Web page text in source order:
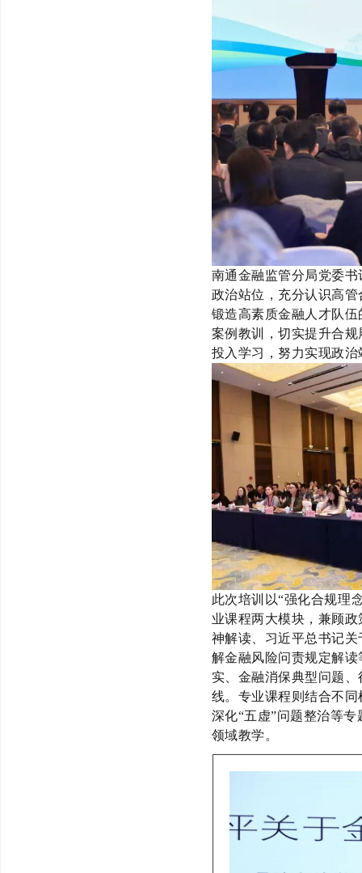
南通金融监管分局党委
政治站位，充分认识高
锻造高素质金融人才队
案例教训，切实提升合
投入学习，努力实现政
此次培训以“强化合规理
业课程两大模块，兼顾
神解读、习近平总书记
解金融风险问责规定解
实、金融消保典型问题
线。专业课程则结合不
深化“五虚”问题整治等专
领域教学。